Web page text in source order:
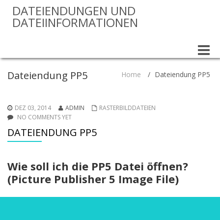
DATEIENDUNGEN UND
DATEIINFORMATIONEN
Toggle
Dateiendung PP5 Home / Dateiendung PP5
DEZ 03, 2014 ADMIN
RASTERBILDDATEIEN
NO COMMENTS YET
DATEIENDUNG PP5
Wie soll ich die PP5 Datei öffnen?
(Picture Publisher 5 Image File)